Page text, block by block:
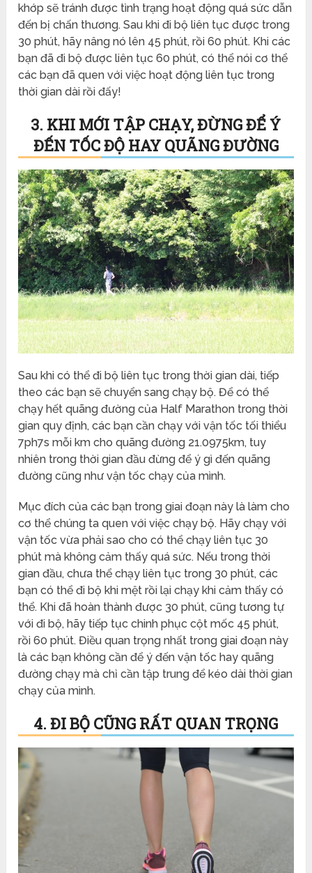
khớp sẽ tránh được tình trạng hoạt động quá sức dẫn
đến bị chấn thương. Sau khi đi bộ liên tục được trong
30 phút, hãy nâng nó lên 45 phút, rồi 60 phút. Khi các
bạn đã đi bộ được liên tục 60 phút, có thể nói cơ thể
các bạn đã quen với việc hoạt động liên tục trong
thời gian dài rồi đấy!
3. KHI MỚI TẬP CHẠY, ĐỪNG ĐỂ Ý
ĐẾN TỐC ĐỘ HAY QUÃNG ĐƯỜNG
Sau khi có thể đi bộ liên tục trong thời gian dài, tiếp
theo các bạn sẽ chuyển sang chạy bộ. Để có thể
chạy hết quãng đường của Half Marathon trong thời
gian quy định, các bạn cần chạy với vận tốc tối thiểu
7ph7s mỗi km cho quãng đường 21.0975km, tuy
nhiên trong thời gian đầu đừng để ý gì đến quãng
đường cũng như vận tốc chạy của mình.
Mục đích của các bạn trong giai đoạn này là làm cho
cơ thể chúng ta quen với việc chạy bộ. Hãy chạy với
vận tốc vừa phải sao cho có thể chạy liên tục 30
phút mà không cảm thấy quá sức. Nếu trong thời
gian đầu, chưa thể chạy liên tục trong 30 phút, các
bạn có thể đi bộ khi mệt rồi lại chạy khi cảm thấy có
thể. Khi đã hoàn thành được 30 phút, cũng tương tự
với đi bộ, hãy tiếp tục chinh phục cột mốc 45 phút,
rồi 60 phút. Điều quan trọng nhất trong giai đoạn này
là các bạn không cần để ý đến vận tốc hay quãng
đường chạy mà chỉ cần tập trung để kéo dài thời gian
chạy của mình.
4. ĐI BỘ CŨNG RẤT QUAN TRỌNG